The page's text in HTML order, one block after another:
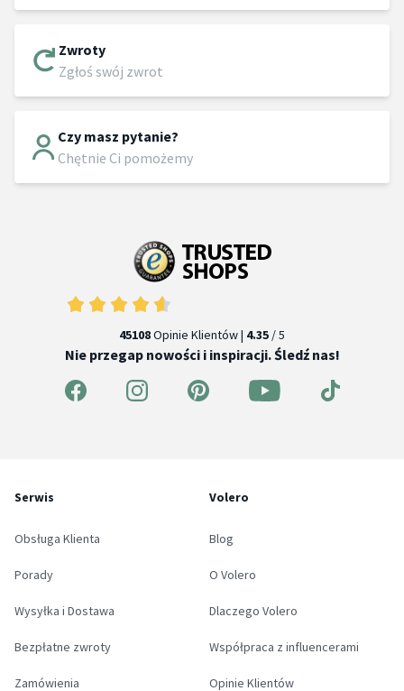
Zwroty
Zgłoś swój zwrot
Czy masz pytanie?
Chętnie Ci pomożemy
45108Opinie Klientów | 4.35 / 5
Nie przegap nowości i inspiracji. Śledź nas!
Serwis
Obsługa Klienta
Porady
Wysyłka i Dostawa
Bezpłatne zwroty
Zamówienia
Volero
Blog
O Volero
Dlaczego Volero
Współpraca z influencerami
Opinie Klientów